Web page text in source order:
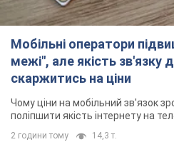
Місто, ймовірно, опинилося під
годину тому
У Коблевому на
морі: загинув чоловік, є
Чоловік, ймовірно, підірвався на
2 години тому 2,7 т.